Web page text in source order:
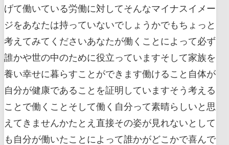
げて働いている労働に対してそんなマイナスイメー
ジをあなたは持っていないでしょうかでもちょっと
考えてみてくださいあなたが働くことによって必ず
誰かや世の中のために役立っていますそして家族を
養い幸せに暮らすことができます働けること自体が
自分が健康であることを証明していますそう考える
ことで働くことそして働く自分って素晴らしいと思
えてきませんかたとえ直接その姿が見れないとして
も自分が働いたことによって誰かがどこかで喜んで